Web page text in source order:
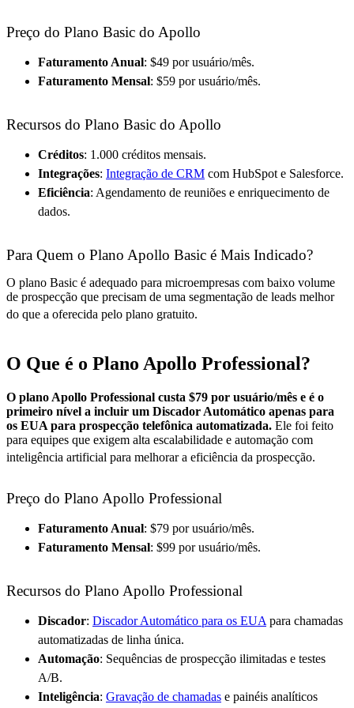
Preço do Plano Basic do Apollo
Faturamento Anual: $49 por usuário/mês.
Faturamento Mensal: $59 por usuário/mês.
Recursos do Plano Basic do Apollo
Créditos: 1.000 créditos mensais.
Integrações: Integração de CRM com HubSpot e Salesforce.
Eficiência: Agendamento de reuniões e enriquecimento de
dados.
Para Quem o Plano Apollo Basic é Mais Indicado?
O plano Basic é adequado para microempresas com baixo volume
de prospecção que precisam de uma segmentação de leads melhor
do que a oferecida pelo plano gratuito.
O Que é o Plano Apollo Professional?
O plano Apollo Professional custa $79 por usuário/mês e é o
primeiro nível a incluir um Discador Automático apenas para
os EUA para prospecção telefônica automatizada. Ele foi feito
para equipes que exigem alta escalabilidade e automação com
inteligência artificial para melhorar a eficiência da prospecção.
Preço do Plano Apollo Professional
Faturamento Anual: $79 por usuário/mês.
Faturamento Mensal: $99 por usuário/mês.
Recursos do Plano Apollo Professional
Discador: Discador Automático para os EUA para chamadas
automatizadas de linha única.
Automação: Sequências de prospecção ilimitadas e testes
A/B.
Inteligência: Gravação de chamadas e painéis analíticos